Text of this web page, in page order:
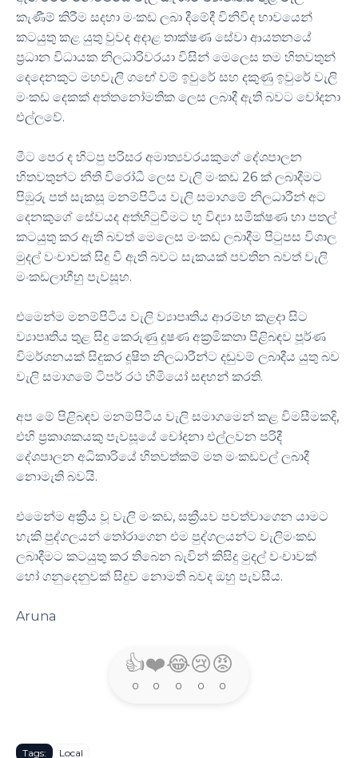
කැණීම් කිරීම සදහා මංකඩ ලබා දීමේදී විනිවිද භාවයෙන්
කටයුතු කළ යුතු වුවද අදාළ තාක්ෂණ සේවා ආයතනයේ
ප්‍රධාන විධායක නිලධාරිවරයා විසින් මෙලෙස තම හිතවතුන්
දෙදෙනකුට මහවැලි ගඟේ වම් ඉවුරේ සහ දකුණු ඉවුරේ වැලි
මංකඩ දෙකක් අත්තනෝමතික ලෙස ලබාදී ඇති බවට චෝදනා
එල්ලවේ.
මීට පෙර ද හිටපු පරිසර අමාත්‍යවරයකුගේ දේශපාලන
හිතවතුන්ට නීති විරෝධී ලෙස වැලි මංකඩ 26 ක් ලබාදීමට
පිඹුරු පත් සැකසූ මනම්පිටිය වැලි සමාගමේ නිලධාරීන් අට
දෙනකුගේ සේවයද අත්හිටුවීමට භූ විද්‍යා සමීක්ෂණ හා පතල්
කටයුතු කර ඇති බවත් මෙලෙස මංකඩ ලබාදීම පිටුපස විශාල
මුදල් වංචාවක් සිදු වී ඇති බවට සැකයක් පවතින බවත් වැලි
මංකඩලාභීහු පැවසූහ.
එමෙන්ම මනම්පිටිය වැලි ව්‍යාපෘතිය ආරම්භ කළදා සිට
ව්‍යාපෘතිය තුළ සිදු කෙරුණු දූෂණ අක්‍රමිකතා පිළිබඳව පූර්ණ
විමර්ශනයක් සිදුකර දූෂිත නිලධාරීන්ට දඬුවම් ලබාදීය යුතු බව
වැලි සමාගමේ ටිපර් රථ හිමියෝ සඳහන් කරති.
අප මේ පිළිබඳව මනම්පිටිය වැලි සමාගමෙන් කළ විමසීමකදි,
එහි ප්‍රකාශකයකු පැවසූයේ චෝදනා එල්ලවන පරිදී
දේශපාලන අධිකාරියේ හිතවත්කම් මත මංකඩවල් ලබාදී
නොමැති බවයි.
එමෙන්ම අක්‍රීය වූ වැලි මංකඩ, සක්‍රීයව පවත්වාගෙන යාමට
හැකි පුද්ගලයන් තෝරාගෙන එම පුද්ගලයන්ට වැලිමංකඩ
ලබාදීමට කටයුතු කර තිබෙන බැවින් කිසිදු මුදල් වංචාවක්
හෝ ගනුදෙනුවක් සිදුව නොමති බවද ඔහු පැවසීය.
Aruna
👍
0
❤️
0
😂
0
😢
0
😡
0
Tags: Local